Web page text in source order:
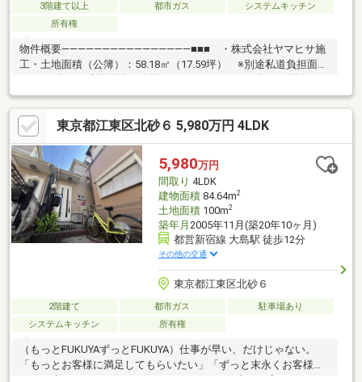
3階建て以上 都市ガス
システムキッチン
所有権
物件概要――――――――――――――――■■■ ・株式会社ヤマヒサ施
工・土地面積（公簿）：58.18㎡（17.59坪） ※別途私道負担面積
月：平成20年5月建築・木造スレートぶき３階建・接道：北側私
道（幅員約4.5ｍ）
東京都江東区北砂６ 5,980万円 4LDK
5,980万円
間取り 4LDK
建物面積84.64m2
土地面積100m2
築年月 2005年11月(築20年10ヶ月)
都営新宿線 大島駅 徒歩12分
その他の交通
東京都江東区北砂６
2階建て 都市ガス
駐車場あり
システムキッチン
所有権
（もっとFUKUYAずっとFUKUYA）仕事が早い、だけじゃない。
「もっとお客様に満足してもらいたい」「ずっと末永くお客様と